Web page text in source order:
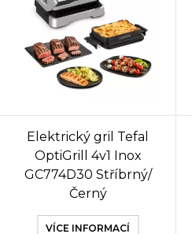
Elektrický gril Tefal
OptiGrill 4v1 Inox
GC774D30 Stříbrný/
Černý
VÍCE INFORMACÍ